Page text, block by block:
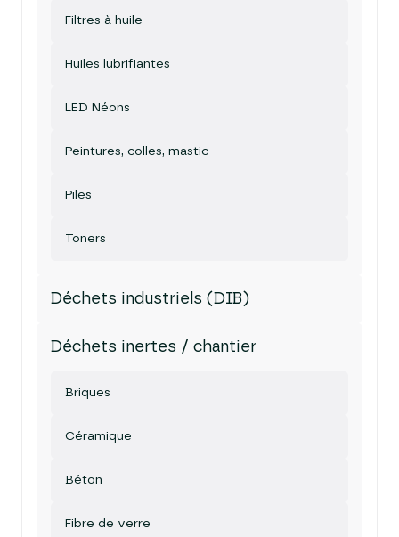
Filtres à huile
Huiles lubrifiantes
LED Néons
Peintures, colles, mastic
Piles
Toners
Déchets industriels (DIB)
Déchets inertes / chantier
Briques
Céramique
Béton
Fibre de verre